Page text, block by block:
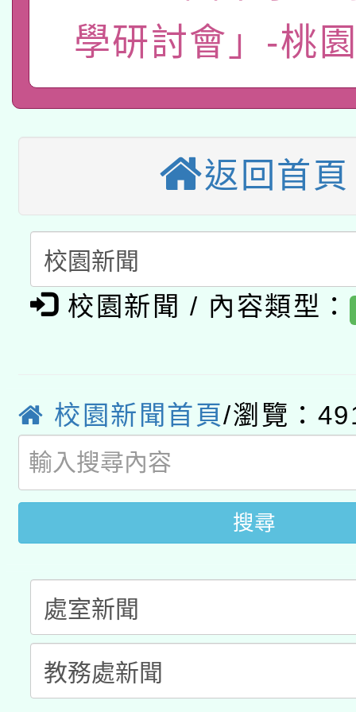
接種之民眾」措施，
月28日止
宣導素材2份，請協助
管道加強宣導
得重審後實發金額試算
機關學校轉知所屬退休
用一案
「115年度教育部國民
辦理性別平等教育建置
人才庫實施計畫」一案
衛生局辦理之「115年
菸害防制實體解謎活動
國立臺灣師範大學辦
年度健康促進學校輔導
業成長研習」實施計畫
函轉國家教育研究院
原住民族教育政策研討
族教育國際趨勢與發展
新北市政府教育局辦理
師專業成長研習實施計
函轉國立臺灣師範大學
族語言臺北學習中心
「族語學習班」招生簡
轉知有關國立成功大學
文教學共融平台-教案
教育部國民及學前教
接種對象擴大為「滿6
接種之民眾」措施，延
月28日止
宣導素材2份，請協助
管道加強宣導
有關銓敘部建置「公務
得重審後實發金額試算
機關學校轉知所屬退休
用一案
「115年度教育部國民
辦理性別平等教育建置
人才庫實施計畫」一案
衛生局辦理之「115年
菸害防制實體解謎活動
學研討會」-桃
返回首頁
校園新聞 / 內容類型：
校園新聞首頁/瀏覽：
搜尋